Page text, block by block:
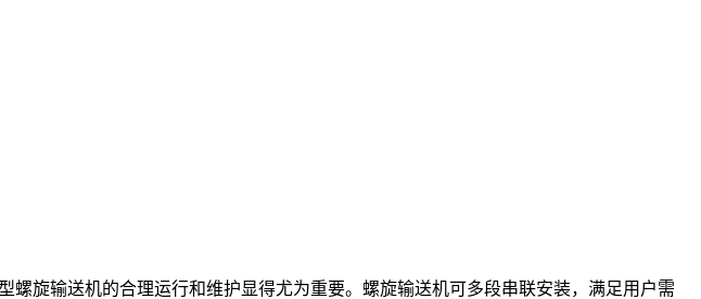
旋输送机的合理运行和维护显得尤为重要。螺旋输送机可多段串联安装，满足用户需